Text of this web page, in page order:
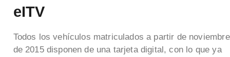
eITV
Todos los vehículos matriculados a partir de noviembre
de 2015 disponen de una tarjeta digital, con lo que ya